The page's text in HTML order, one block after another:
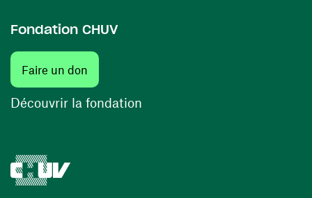
Fondation CHUV
Faire un don
Découvrir la fondation